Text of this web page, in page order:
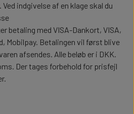
. Ved indgivelse af en klage skal du
betaling med VISA-Dankort, VISA,
Mobilpay. Betalingen vil først blive
afsendes. Alle beløb er i DKK.
Der tages forbehold for prisfejl